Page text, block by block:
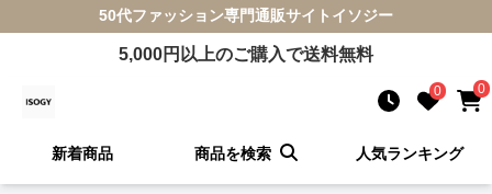
50代ファッション専門通販サイト イソジー
5,000円以上のご購入で送料無料
0 0
新着商品 商品を検索 人気ランキング